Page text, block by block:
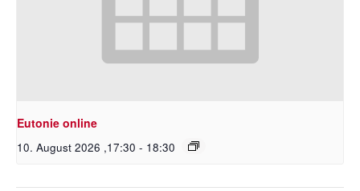
Eutonie online
10. August 2026 ,17:30 - 18:30